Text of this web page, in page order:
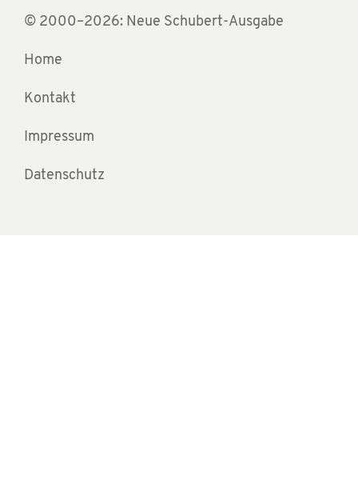
© 2000–2026: Neue Schubert-Ausgabe
Home
Kontakt
Impressum
Datenschutz